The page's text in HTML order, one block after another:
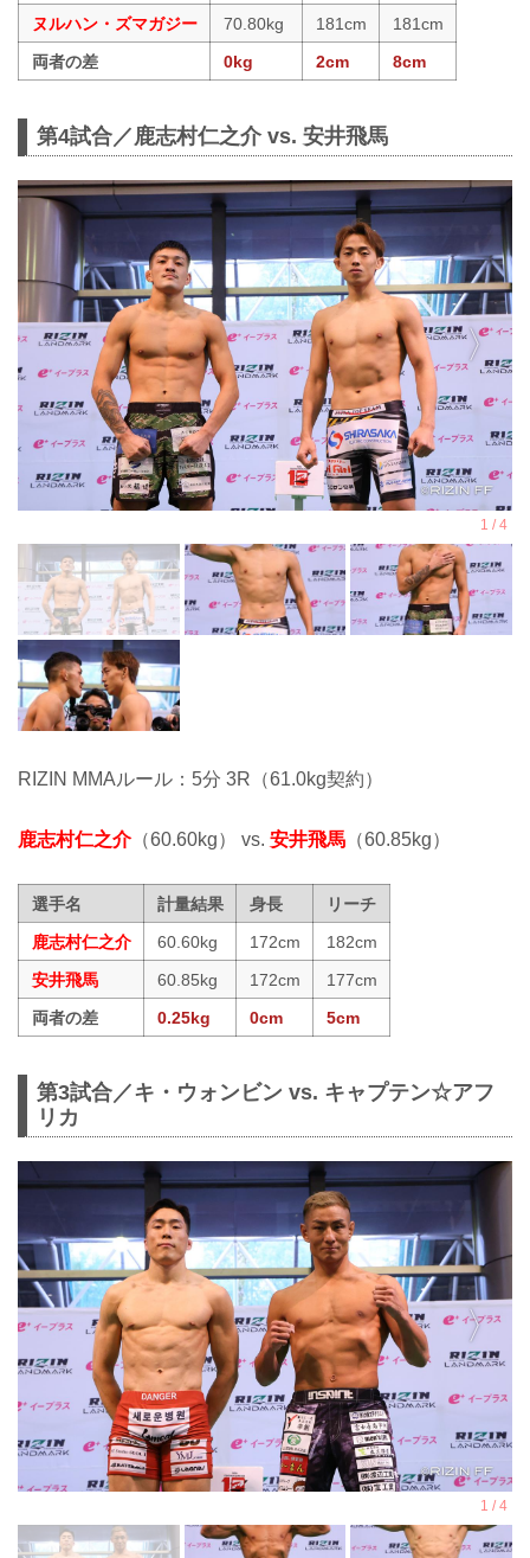
ヌルハン・ズマガジー
70.80kg 181cm
181cm
両者の差
0kg 2cm 8cm
第4試合／鹿志村仁之介 vs. 安井飛馬
RIZIN MMAルール：5分 3R（61.0kg契約）
鹿志村仁之介（60.60kg） vs. 安井飛馬 （60.85kg）
選手名 計量結果 身長
リーチ
鹿志村仁之介
60.60kg 172cm
182cm
安井飛馬
60.85kg 172cm
177cm
両者の差
0.25kg 0cm 5cm
第3試合／キ・ウォンビン vs. キャプテン☆アフ
リカ